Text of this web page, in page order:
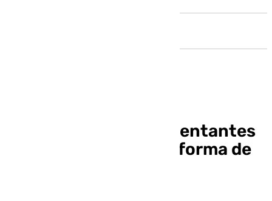
Sevilla y Betis, representantes
en la Comisión del Reforma de